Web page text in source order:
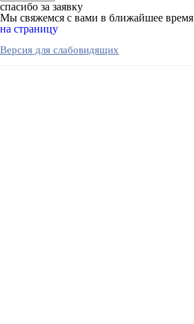
спасибо за заявку
Мы свяжемся с вами в ближайшее время
на страницу
Версия для слабовидящих